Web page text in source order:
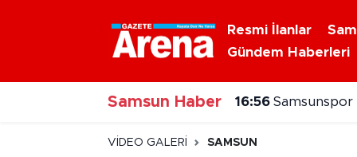
Resmi İlanlar
Gündem Haberleri
Samsun Haber 16:56 Samsunspor
VIDEO GALERI SAMSUN
Nöbetçi Eczaneler
Hava Durumu
Samsun Namaz Vakitleri